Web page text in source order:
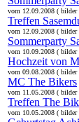
vom 12.09.2008 ( bilder
Treffen
vom 12.09.2008 ( bilder
Sommerparty
vom 10.09.2008 ( bilder
Hochzeit von
vom 09.08.2008 ( bilder
MC The Bikers
vom 11.05.2008 ( bilder
Treffen The
vom 10.05.2008 ( bilder